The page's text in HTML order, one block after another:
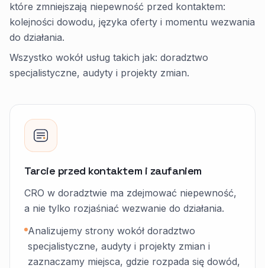
które zmniejszają niepewność przed kontaktem:
kolejności dowodu, języka oferty i momentu wezwania
do działania.
Wszystko wokół usług takich jak: doradztwo
specjalistyczne, audyty i projekty zmian.
Tarcie przed kontaktem i zaufaniem
CRO w doradztwie ma zdejmować niepewność,
a nie tylko rozjaśniać wezwanie do działania.
Analizujemy strony wokół doradztwo
specjalistyczne, audyty i projekty zmian i
zaznaczamy miejsca, gdzie rozpada się dowód,